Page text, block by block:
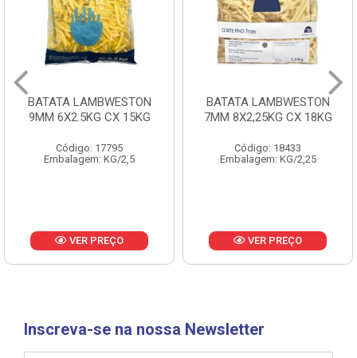
BATATA LAMBWESTON
9MM 6X2.5KG CX 15KG
Código: 17795
Embalagem: KG/2,5
VER PREÇO
BATATA LAMBWESTON
7MM 8X2,25KG CX 18KG
Código: 18433
Embalagem: KG/2,25
VER PREÇO
Inscreva-se na nossa Newsletter